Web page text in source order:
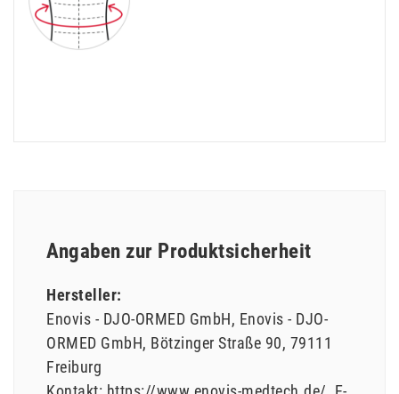
Angaben zur Produktsicherheit
Hersteller:
Enovis - DJO-ORMED GmbH Enovis - DJO-
ORMED GmbH Bötzinger Straße 90 79111
Freiburg